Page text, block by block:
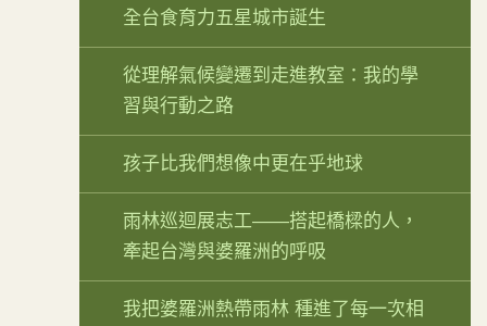
全台食育力五星城市誕生
從理解氣候變遷到走進教室：我的學
習與行動之路
孩子比我們想像中更在乎地球
雨林巡迴展志工——搭起橋樑的人，
牽起台灣與婆羅洲的呼吸
我把婆羅洲熱帶雨林 種進了每一次相